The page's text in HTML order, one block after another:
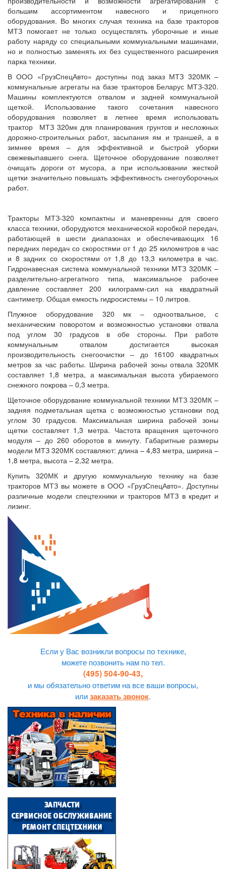
большим ассортиментом навесного и прицепного
оборудования. Во многих случая техника на базе тракторов
МТЗ помогает не только осуществлять уборочные и иные
работу наряду со специальными коммунальными машинами,
но и полностью заменять их без существенного расширения
парка техники.
В ООО «ГрузСпецАвто» доступны под заказ МТЗ 320МК –
коммунальные агрегаты на базе тракторов Беларус МТЗ-320.
Машины комплектуются отвалом и задней коммунальной
щеткой. Использование такого сочетания навесного
оборудования позволяет в летнее время использовать
трактор МТЗ 320мк для планирования грунтов и несложных
дорожно-строительных работ, засыпания ям и траншей, а в
зимнее время – для эффективной и быстрой уборки
свежевыпавшего снега. Щеточное оборудование позволяет
очищать дороги от мусора, а при использовании жесткой
щетки значительно повышать эффективность снегоуборочных
работ.
Тракторы МТЗ-320 компактны и маневренны для своего
класса техники, оборудуются механической коробкой передач,
работающей в шести диапазонах и обеспечивающих 16
передних передач со скоростями от 1 до 25 километров в час
и 8 задних со скоростями от 1,8 до 13,3 километра в час.
Гидронавесная система коммунальной техники МТЗ 320МК –
разделительно-агрегатного типа, максимальное рабочее
давление составляет 200 килограмм-сил на квадратный
сантиметр. Общая емкость гидросистемы – 10 литров.
Плужное оборудование 320 мк – одноотвальное, с
механическим поворотом и возможностью установки отвала
под углом 30 градусов в обе стороны. При работе
коммунальным отвалом достигается высокая
производительность снегоочистки – до 16100 квадратных
метров за час работы. Ширина рабочей зоны отвала 320МК
составляет 1,8 метра, а максимальная высота убираемого
снежного покрова – 0,3 метра.
Щеточное оборудование коммунальной техники МТЗ 320МК –
задняя подметальная щетка с возможностью установки под
углом 30 градусов. Максимальная ширина рабочей зоны
щетки составляет 1,3 метра. Частота вращения щеточного
модуля – до 260 оборотов в минуту. Габаритные размеры
модели МТЗ 320МК составляют: длина – 4,83 метра, ширина –
1,8 метра, высота – 2,32 метра.
Купить 320МК и другую коммунальную технику на базе
тракторов МТЗ вы можете в ООО «ГрузСпецАвто». Доступны
различные модели спецтехники и тракторов МТЗ в кредит и
лизинг.
Если у Вас возникли вопросы по технике,
можете позвонить нам по тел.
(495) 504-90-43,
и мы обязательно ответим на все ваши вопросы,
илизаказать звонок.